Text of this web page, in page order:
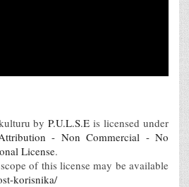
byP.U.L.S.E is licensed under
- Non Commercial - No
License.
of this license may be available
korisnika/